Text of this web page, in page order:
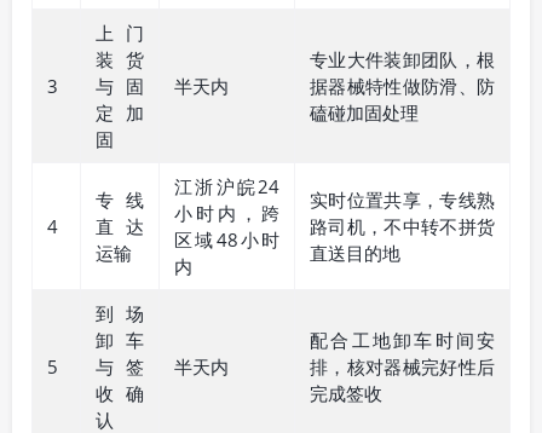
3
上门
装货
与固
定加
固
半天内
专业大件装卸团队，根
据器械特性做防滑、防
磕碰加固处理
4
专线
直达
运输
江浙沪皖24
小时内，跨
区域48小时
内
实时位置共享，专线熟
路司机，不中转不拼货
直送目的地
5
到场
卸车
与签
收确
认
半天内
配合工地卸车时间安
排，核对器械完好性后
完成签收